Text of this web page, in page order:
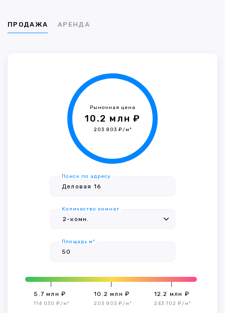
ПРОДАЖА АРЕНДА
Рыночная цена
10.2 млн ₽
203 803 ₽/м²
Поиск по адресу
Количество комнат
Площадь м²
5.7 млн ₽
114 030 ₽/м²
10.2 млн ₽
203 803 ₽/м²
12.2 млн ₽
243 702 ₽/м²